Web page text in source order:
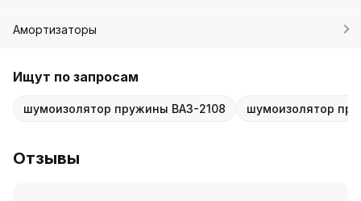
Амортизаторы
Ищут по запросам
шумоизолятор пружины ВАЗ-2108 шумоизолятор
Отзывы